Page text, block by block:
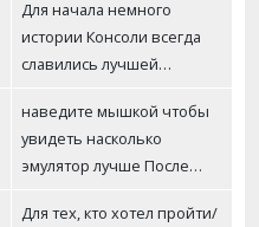
Для начала немного
истории Консоли всегда
славились лучшей…
наведите мышкой чтобы
увидеть насколько
эмулятор лучше После…
Для тех, кто хотел пройти/